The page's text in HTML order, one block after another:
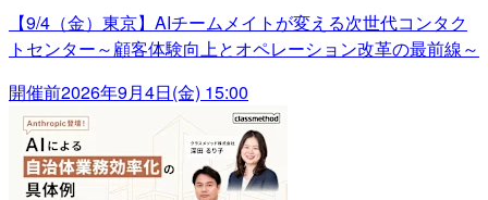
【9/4（金）東京】AIチームメイトが変える次世代コンタク
トセンター～顧客体験向上とオペレーション改革の最前線～
開催前2026年9月4日(金) 15:00